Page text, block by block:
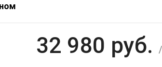
32 980 руб.